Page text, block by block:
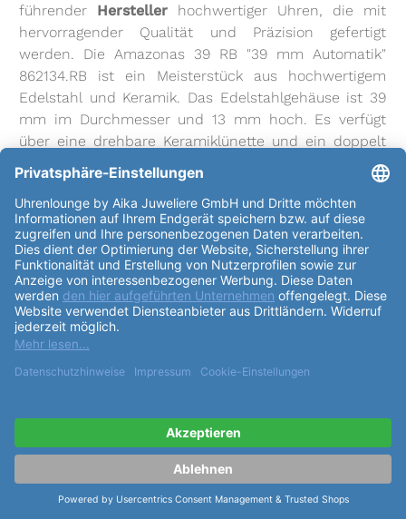
führender Hersteller hochwertiger Uhren, die mit
hervorragender Qualität und Präzision gefertigt
werden. Die Amazonas 39 RB "39 mm Automatik"
862134.RB ist ein Meisterstück aus hochwertigem
Edelstahl und Keramik. Das Edelstahlgehäuse ist 39
mm im Durchmesser und 13 mm hoch. Es verfügt
über eine drehbare Keramiklünette und ein doppelt
gewölbtes, entspiegeltes Saphirglas. Der schwarze,
matte Zifferblatt
ist mit weißen arabischen Ziffern
und Minuterie belegt und die Indexe sind mit
Leuchtmasse Superluminova belegt. Die Uhr ist mit
einem Automatikwerk Laco 200 ausgestattet, das
eine Uhrwerkqualitätsstufe Elaboré aufweist. Die Uhr
ist bis zu 300 m wasserdicht und wiegt 94,0 g. Das
Armbandder Uhr besteht aus einer
Edelstahlschließe und einem grünen Durchzugsband
mm und es passt für Armumfänge von 15 bis 21 cm.
862134.RB ist eine hochwertige Uhr, die über ein
modernes Design und eine hervorragende
Funktionalität verfügt. Sie ist robust, wasserdicht und
sehr präzise. Mit ihrem einzigartigen Design und
ihrem hochwertigen Material ist sie ein Muss für alle